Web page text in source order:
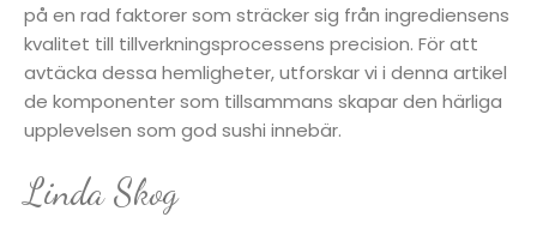
på en rad faktorer som sträcker sig från ingrediensens
kvalitet till tillverkningsprocessens precision. För att
avtäcka dessa hemligheter, utforskar vi i denna artikel
de komponenter som tillsammans skapar den härliga
upplevelsen som god sushi innebär.
Linda Skog